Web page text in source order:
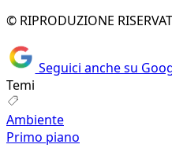
© RIPRODUZIONE
Seguici anche su
Temi
Ambiente
Primo piano